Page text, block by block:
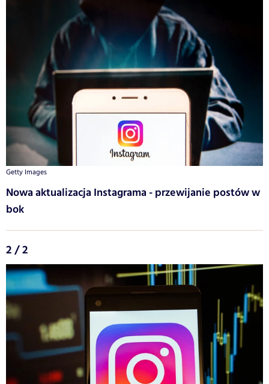
Getty Images
Nowa aktualizacja Instagrama - przewijanie postów w
bok
2 / 2